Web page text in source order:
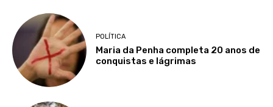
POLÍTICA
Maria da Penha completa 20 anos de
conquistas e lágrimas